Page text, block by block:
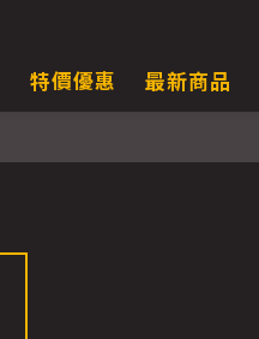
特價優惠 最新商品